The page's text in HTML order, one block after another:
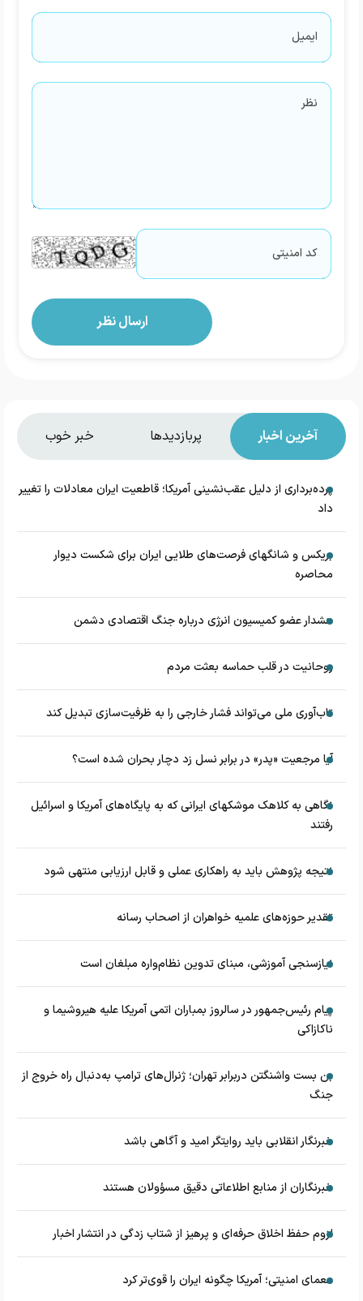
آخرین اخبار پربازدیدها خبر خوب
پرده‌برداری از دلیل عقب‌نشینی آمریکا؛ قاطعیت ایران معادلات را تغییر
داد
بریکس و شانگهای فرصت‌های طلایی ایران برای شکست دیوار
محاصره
هشدار عضو کمیسیون انرژی درباره جنگ اقتصادی دشمن
روحانیت در قلب حماسه بعثت مردم
تاب‌آوری ملی می‌تواند فشار خارجی را به ظرفیت‌سازی تبدیل کند
آیا مرجعیت «پدر» در برابر نسل زد دچار بحران شده است؟
نگاهی به کلاهک‎ موشک‎های ایرانی که به پایگاه‌های آمریکا و اسرائیل
رفتند
نتیجه پژوهش باید به راهکاری عملی و قابل ارزیابی منتهی شود
تقدیر حوزه‌های علمیه خواهران از اصحاب رسانه
نیازسنجی آموزشی، مبنای تدوین نظام‌واره مبلغان است
پیام رئیس‌جمهور در سالروز بمباران اتمی آمریکا علیه هیروشیما و
ناکازاکی
بن بست واشنگتن دربرابر تهران؛ ژنرال‌های ترامپ به‌دنبال راه خروج از
جنگ
خبرنگار انقلابی باید روایتگر امید و آگاهی باشد
خبرنگاران از منابع اطلاعاتی دقیق مسؤولان هستند
لزوم حفظ اخلاق حرفه‌ای و پرهیز از شتاب زدگی در انتشار اخبار
معمای امنیتی؛ آمریکا چگونه ایران را قوی‌تر کرد